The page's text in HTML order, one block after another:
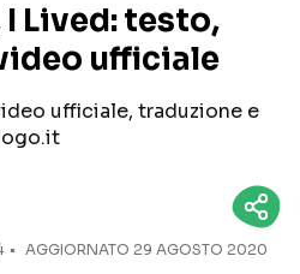
TESTI CANZONI
TOUR ED EVENTI
TALENT SHOW
Lived: testo,
ufficiale
ufficiale, traduzione e
AGGIORNATO 29 AGOSTO 2020